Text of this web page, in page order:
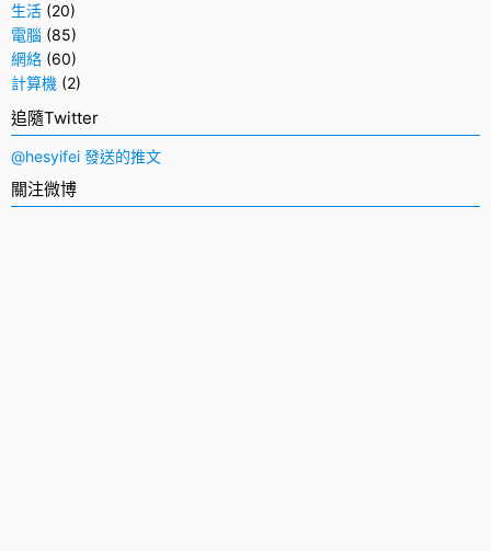
生活 (20)
電腦 (85)
網絡 (60)
計算機 (2)
追隨Twitter
@hesyifei 發送的推文
關注微博